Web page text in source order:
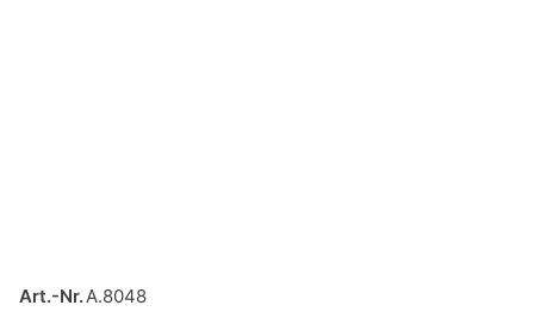
Art.-Nr.A.8048